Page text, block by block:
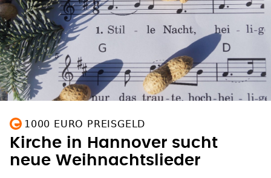
1000 EURO PREISGELD
Kirche in Hannover sucht
neue Weihnachtslieder